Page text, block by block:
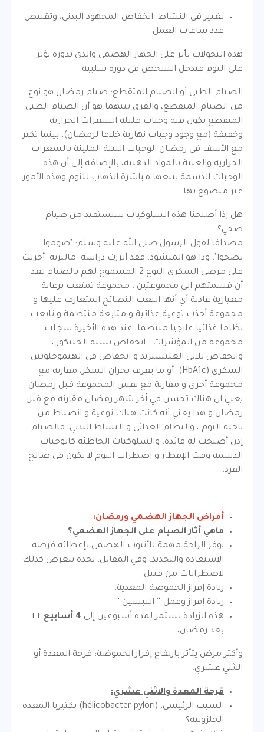
تغيير في النشاط: انخفاض المجهود البدني، وتقليص
عدد ساعات العمل
هذه التحولات تأثر على الجهاز الهضمي والذي بدوره يؤثر
على النوم فيدخل الشخص في دورة سلبية.
الصيام الطبي أو الصيام المتقطع: صيام رمضان هو نوع
من الصيام المتقطع، والفرق بينهما هو أن الصيام الطبي
المتقطع تكون فيه وجبات قليلة السعرات الحرارية
وخفيفة (مع وجود وجبات نهارية خلافا لرمضان)، بينما تكثر
مع الأسف في رمضان الوجبات الليلة المليئة بالسعرات
الحرارية والغنية بالمواد الدهنية، بالإضافة إلى أن هذه
الوجبات الدسمة يتبعها مباشرة الذهاب للنوم وهذه الأمور
غير منصوح بها.
هل إذا أصلحنا هذه السلوكيات سنستفيد من صيام
صحي؟
مصداقا لقول الرسول صلى الله عليه وسلم: "صوموا
تصحوا"، وذا هو المنشود، فقد أبرزت دراسة ماليزية أجريت
على مرضى السكري النوع 2 المسموح لهم بالصيام بعد
أن قسمتهم الى مجموعتين : مجموعة تمتعت برعاية
معيارية عادية أي أنها اتبعت النصائح المتعارف عليها و
مجموعة أخذت توعية غذائية و متابعة منتظمة و تابعت
نظاما غذائيا علاجيا منتظما، عند هذه الأخيرة سجلت
مجموعة من المؤشرات : انخفاض نسبة الجليكوز ،
وانخفاض ثلاثي الغليسيريد و انخفاض في الهيموجلوبين
السكري (HbA1c) أو ما يعرف بخزان السكر، مقارنة مع
مجموعة أخرى و مقارنة مع نفس المجموعة قبل رمضان
يعني ان هناك تحسن في أخر شهر رمضان مقارنة مع قبل
رمضان و هذا يعني أنه كانت هناك توعية و انضباط من
ناحية النوم ، والنظام الغذائي و النشاط البدني، فالصيام
إذن أصبحت له فائدة، والسلوكيات الخاطئة كالوجبات
الدسمة وقت الإفطار و اضطراب النوم لا تكون في صالح
الفرد.
أمراض الجهاز الهضمي ورمضان:
ماهي أثار الصيام على الجهاز الهضمي؟
يوفر الراحة مهمة للأنبوب الهضمي بإعطائه فرصة
الاستعادة والتجديد، وفي المقابل، نجده يتعرض كذلك
لاضطرابات من قبيل:
زيادة إفراز الحموضة المعدية،
زيادة إفراز وعمل ‘' الببسين ''.
هذه الزيادة تستمر لمدة أسبوعين إلى 4 أسابيع
++
بعد رمضان،
وأكثر مرض يتأثر بارتفاع إفراز الحموضة: قرحة المعدة أو
الاثني عشري.
قرحة المعدة والاثني عشري:
السبب الرئيسي: (hélicobacter pylori) بكتيريا المعدة
الحلزونية؟